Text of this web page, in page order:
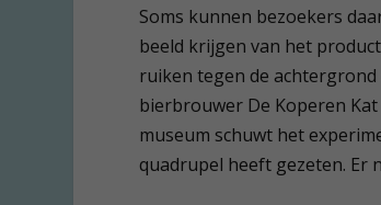
Soms kunnen bezoekers
beeld krijgen van het
ruiken tegen de
bierbrouwer De Koperen
museum schuwt het
quadrupel heeft gezeten. Er